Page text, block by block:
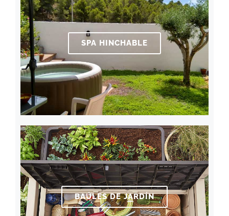
SPA HINCHABLE
BAÚLES DE JARDÍN